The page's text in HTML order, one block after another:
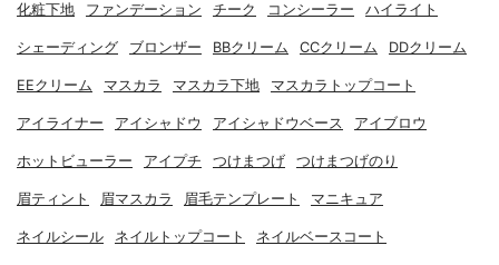
化粧下地 ファンデーション チーク コンシーラー ハイライト
シェーディング ブロンザー BBクリーム CCクリーム DDクリーム
EEクリーム マスカラ マスカラ下地 マスカラトップコート
アイライナー アイシャドウ アイシャドウベース アイブロウ
ホットビューラー アイプチ つけまつげ つけまつげのり
眉ティント 眉マスカラ 眉毛テンプレート マニキュア
ネイルシール ネイルトップコート ネイルベースコート